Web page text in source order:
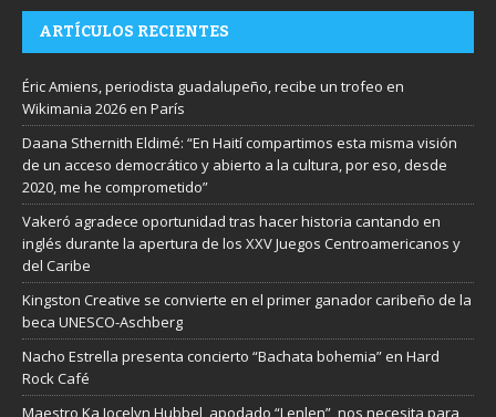
ARTÍCULOS RECIENTES
Éric Amiens, periodista guadalupeño, recibe un trofeo en
Wikimania 2026 en París
Daana Sthernith Eldimé: “En Haití compartimos esta misma visión
de un acceso democrático y abierto a la cultura, por eso, desde
2020, me he comprometido”
Vakeró agradece oportunidad tras hacer historia cantando en
inglés durante la apertura de los XXV Juegos Centroamericanos y
del Caribe
Kingston Creative se convierte en el primer ganador caribeño de la
beca UNESCO-Aschberg
Nacho Estrella presenta concierto “Bachata bohemia” en Hard
Rock Café
Maestro Ka Jocelyn Hubbel, apodado “Lenlen”, nos necesita para